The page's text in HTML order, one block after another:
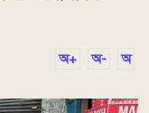
অ+ অ- অ